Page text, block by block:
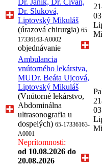
Dr. Janík, Dr. Civáň,
Dr. Sluková,
Liptovský Mikuláš
(úrazová chirurgia) 65-
17336163-A0002
objednávanie
Ambulancia
vnútorného lekárstva,
MUDr. Beáta Ujcová,
Liptovský Mikuláš
(Vnútorné lekárstvo,
Abdominálna
ultrasonografia u
dospelých) 65-17336163-
A0001
Neprítomnosti:
od 10.08.2026 do
20.08.2026